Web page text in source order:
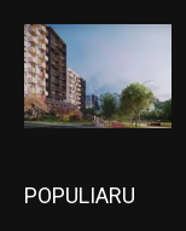
POPULIARU